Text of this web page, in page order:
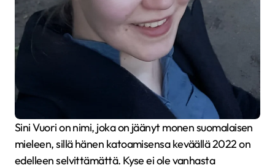
Sini Vuori on nimi, joka on jäänyt monen suomalaisen
mieleen, sillä hänen katoamisensa keväällä 2022 on
edelleen selvittämättä. Kyse ei ole vanhasta